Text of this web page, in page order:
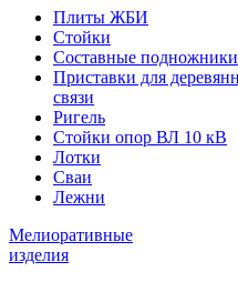
Плиты ЖБИ
Стойки
Составные подножники
Приставки для
связи
Ригель
Стойки опор ВЛ 10 кВ
Лотки
Сваи
Лежни
Мелиоративные
изделия